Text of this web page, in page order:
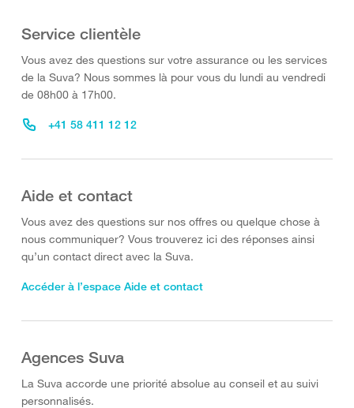
Service clientèle
Vous avez des questions sur votre assurance ou les services
de la Suva? Nous sommes là pour vous du lundi au vendredi
de 08h00 à 17h00.
+41 58 411 12 12
Aide et contact
Vous avez des questions sur nos offres ou quelque chose à
nous communiquer? Vous trouverez ici des réponses ainsi
qu’un contact direct avec la Suva.
Accéder à l’espace Aide et contact
Agences Suva
La Suva accorde une priorité absolue au conseil et au suivi
personnalisés.